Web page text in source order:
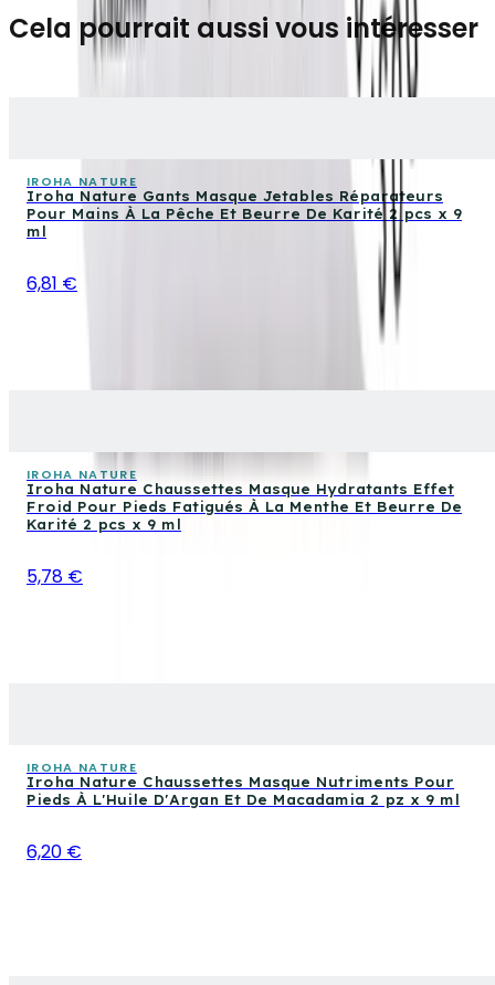
Cela pourrait aussi vous intéresser
IROHA NATURE
Iroha Nature Gants Masque Jetables Réparateurs
Pour Mains À La Pêche Et Beurre De Karité 2 pcs x 9
ml
6,81 €
IROHA NATURE
Iroha Nature Chaussettes Masque Hydratants Effet
Froid Pour Pieds Fatigués À La Menthe Et Beurre De
Karité 2 pcs x 9 ml
5,78 €
IROHA NATURE
Iroha Nature Chaussettes Masque Nutriments Pour
Pieds À L'Huile D'Argan Et De Macadamia 2 pz x 9 ml
6,20 €